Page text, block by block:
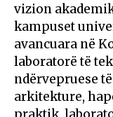
vizion
kampuset
avancuara në
laboratorë të
ndërvepruese
arkitekture,